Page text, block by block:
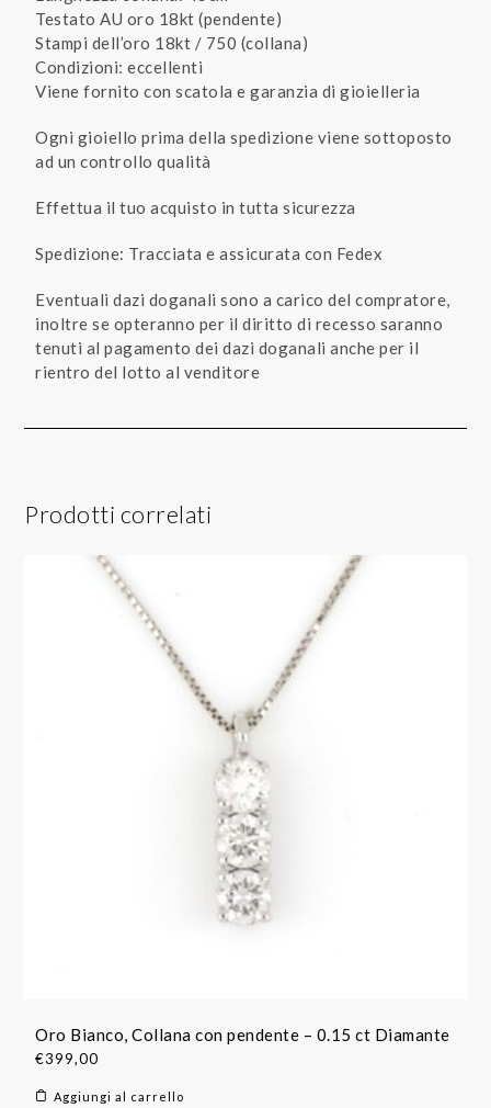
Testato AU oro 18kt (pendente)
Stampi dell’oro 18kt / 750 (collana)
Condizioni: eccellenti
Viene fornito con scatola e garanzia di gioielleria
Ogni gioiello prima della spedizione viene sottoposto
ad un controllo qualità
Effettua il tuo acquisto in tutta sicurezza
Spedizione: Tracciata e assicurata con Fedex
Eventuali dazi doganali sono a carico del compratore,
inoltre se opteranno per il diritto di recesso saranno
tenuti al pagamento dei dazi doganali anche per il
rientro del lotto al venditore
Prodotti correlati
Oro Bianco, Collana con pendente – 0.15 ct Diamante
€399,00
Aggiungi al carrello